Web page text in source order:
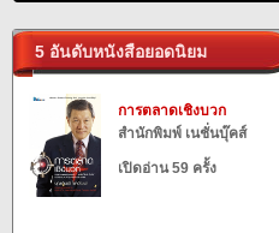
5 อันดับหนังสือยอดนิยม
การตลาดเชิงบวก
สำนักพิมพ์ เนชั่นบุ๊คส์
เปิดอ่าน 59 ครั้ง